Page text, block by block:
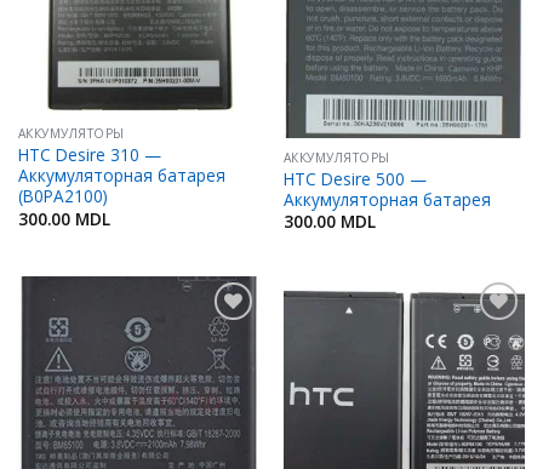
АККУМУЛЯТОРЫ
HTC Desire 310 —
Аккумуляторная батарея
(B0PA2100)
300.00 MDL
АККУМУЛЯТОРЫ
HTC Desire 500 —
Аккумуляторная батарея
300.00 MDL
Добавить
в
Избранное
Добавить
в
Избранное